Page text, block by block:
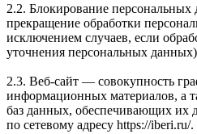
2.2. Блокирование
прекращение обработки
исключением случаев, если
уточнения персональных
2.3. Веб-сайт — совокупность
информационных материалов, а
баз данных, обеспечивающих их
по сетевому адресу https://iberi.ru/.